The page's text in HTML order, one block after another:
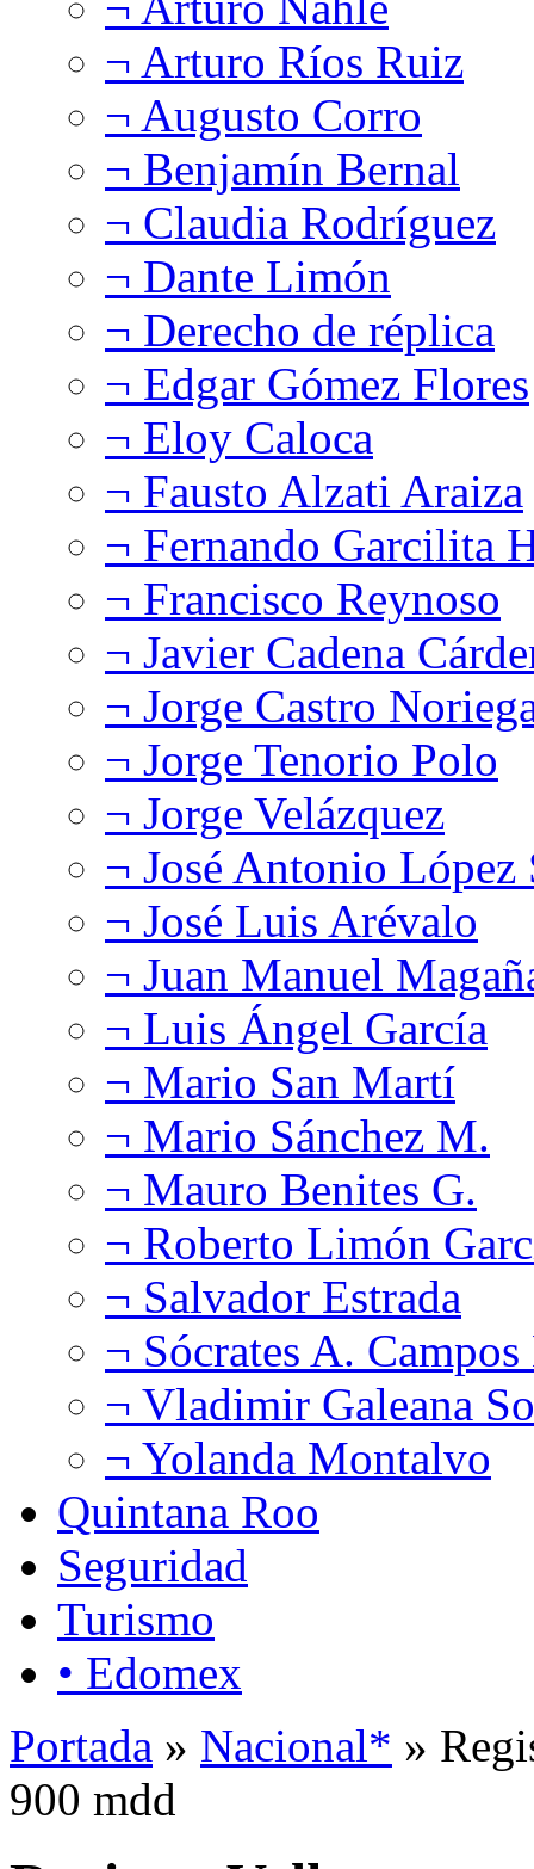
¬ Arturo Ríos Ruiz
¬ Augusto Corro
¬ Benjamín Bernal
¬ Claudia Rodríguez
¬ Dante Limón
¬ Derecho de réplica
¬ Edgar Gómez Flores
¬ Eloy Caloca
¬ Fausto Alzati Araiza
¬ Fernando Garcilita
¬ Francisco Reynoso
¬ Javier Cadena
¬ Jorge Castro
¬ Jorge Tenorio Polo
¬ Jorge Velázquez
¬ José Antonio López
¬ José Luis Arévalo
¬ Juan Manuel
¬ Luis Ángel García
¬ Mario San Martí
¬ Mario Sánchez M.
¬ Mauro Benites G.
¬ Roberto Limón
¬ Salvador Estrada
¬ Sócrates A.
¬ Vladimir Galeana
¬ Yolanda Montalvo
Quintana Roo
Seguridad
Turismo
• Edomex
Portada » Nacional* »
900 mdd